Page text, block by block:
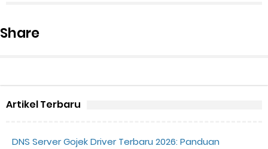
Share
Artikel Terbaru
DNS Server Gojek Driver Terbaru 2026: Panduan